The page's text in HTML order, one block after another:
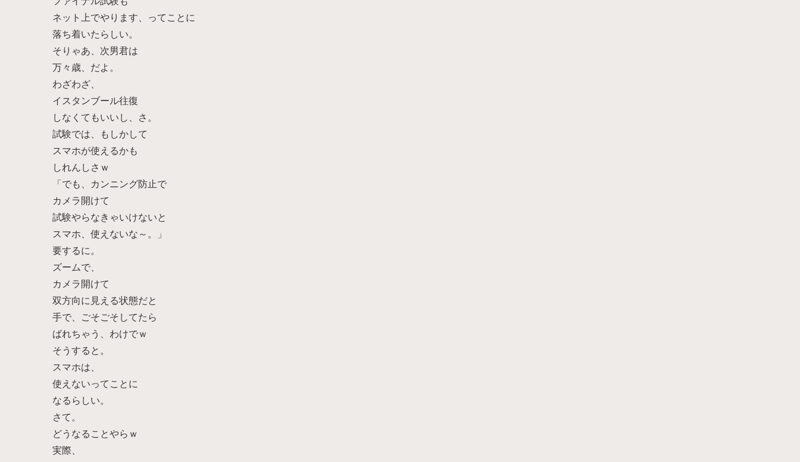
ネット上でやります、ってことに
落ち着いたらしい。
そりゃあ、次男君は
万々歳、だよ。
わざわざ、
イスタンブール往復
しなくてもいいし、さ。
試験では、もしかして
スマホが使えるかも
しれんしさｗ
「でも、カンニング防止で
カメラ開けて
試験やらなきゃいけないと
スマホ、使えないな～。」
要するに。
ズームで、
カメラ開けて
双方向に見える状態だと
手で、ごそごそしてたら
ばれちゃう、わけでｗ
そうすると。
スマホは、
使えないってことに
なるらしい。
さて。
どうなることやらｗ
実際、